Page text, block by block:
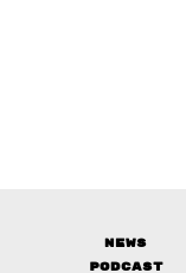
News
Podcast